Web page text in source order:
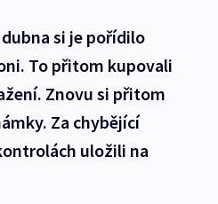
si je pořídilo
To přitom kupovali
Znovu si přitom
Za chybějící
uložili na